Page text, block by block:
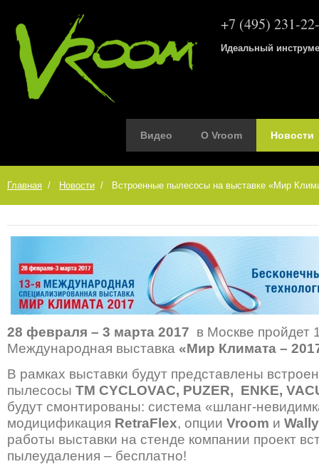
+7 (495) 231-
Идеальный
Видео О Vroom Новости
Главная Новости Встроенные пылесосы на выставке «Мир
28 февраля – 3 марта 2017 в Москве пройдет
Международная выставка «Мир Климата –
В рамках выставки будут представлены
пылесосы ТМ CYCLOVAC, PUZER, ENKE,
будут смонтированы: система «шланг-
модицификация RetraFlex, опции Vroom и
работы выставки на стенде компании проект
пылеудаления – бесплатно!